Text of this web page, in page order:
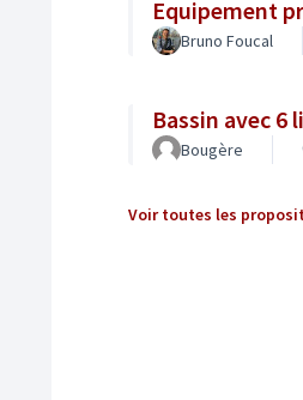
Equipement
Bruno Foucal
Bassin avec 6
Bougère
Voir toutes les